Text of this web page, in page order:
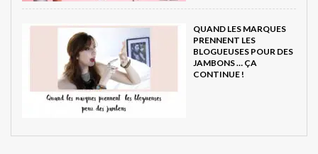
QUAND LES MARQUES
PRENNENT LES
BLOGUEUSES POUR DES
JAMBONS … ÇA
CONTINUE !